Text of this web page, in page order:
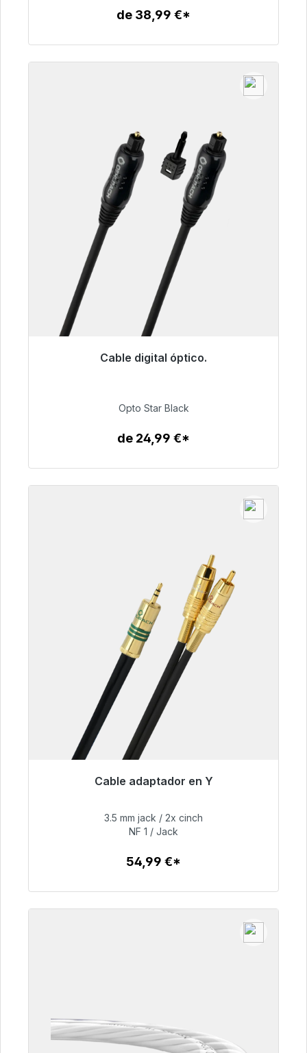
de 38,99 €*
Cable digital óptico.
Listo para envío inmediato, plazo de entrega
93,00 €
Opto Star Black
de 24,99 €*
Cable adaptador en Y
Listo para envío inmediato, plazo de entrega
54,99 €
3.5 mm jack / 2x cinch
NF 1 / Jack
54,99 €*